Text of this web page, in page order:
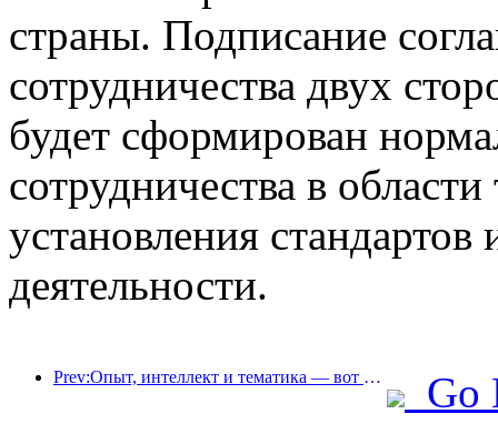
страны. Подписание
сотрудничества двух
будет сформирован
сотрудничества в
установления
деятельности.
Prev:Опыт, интеллект и тематика — вот решения для отелей новой эпохи
Go